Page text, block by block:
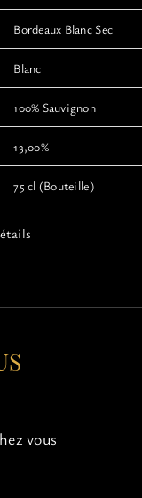
Bordeaux Blanc Sec
Blanc
100% Sauvignon
13,00%
75 cl (Bouteille)
vous